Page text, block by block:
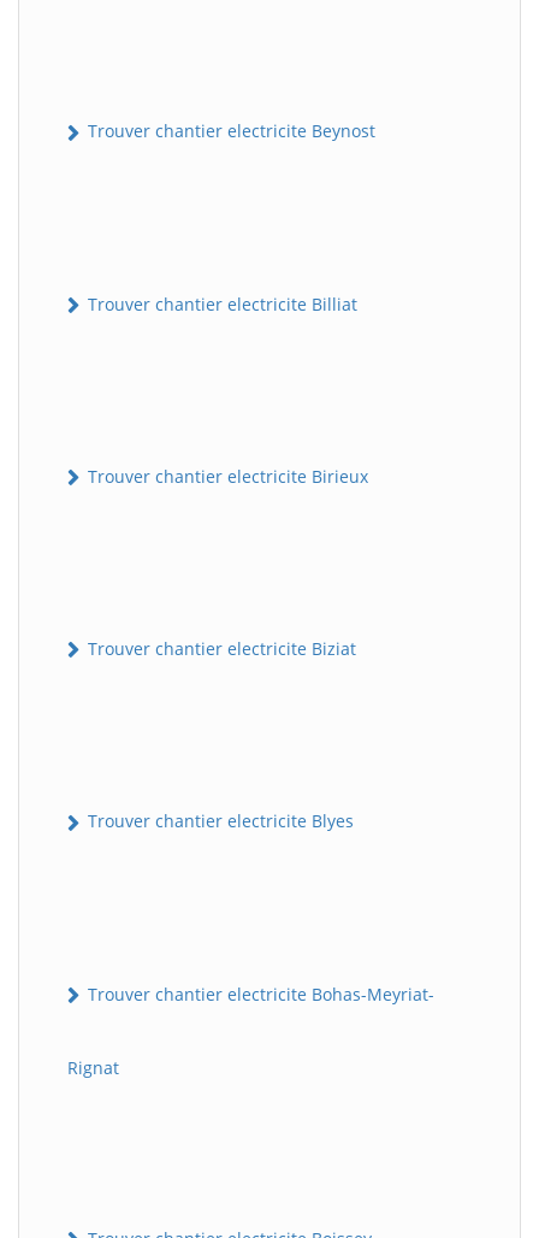
Trouver chantier electricite Beynost
Trouver chantier electricite Billiat
Trouver chantier electricite Birieux
Trouver chantier electricite Biziat
Trouver chantier electricite Blyes
Trouver chantier electricite Bohas-Meyriat-
Rignat